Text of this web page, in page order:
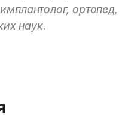
ортопед,
наук.